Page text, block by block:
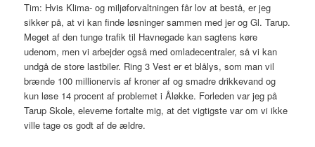
Tim: Hvis Klima- og miljøforvaltningen får lov at bestå, er jeg
sikker på, at vi kan finde løsninger sammen med jer og Gl. Tarup.
Meget af den tunge trafik til Havnegade kan sagtens køre
udenom, men vi arbejder også med omladecentraler, så vi kan
undgå de store lastbiler. Ring 3 Vest er et blålys, som man vil
brænde 100 millionervis af kroner af og smadre drikkevand og
kun løse 14 procent af problemet i Åløkke. Forleden var jeg på
Tarup Skole, eleverne fortalte mig, at det vigtigste var om vi ikke
ville tage os godt af de ældre.